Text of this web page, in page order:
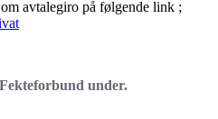
avtalegiro på følgende link ;
under.